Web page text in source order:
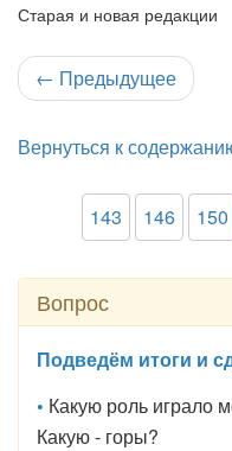
Старая и новая редакции
← Предыдущее
Вернуться к
143 146 150
Вопрос
Подведём итоги и
• Какую роль играло
Какую - горы?